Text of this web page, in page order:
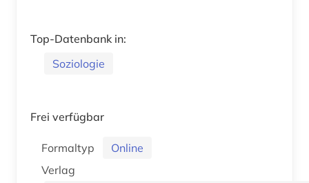
Top-Datenbank in:
Soziologie
Frei verfügbar
Formaltyp
Online
Verlag